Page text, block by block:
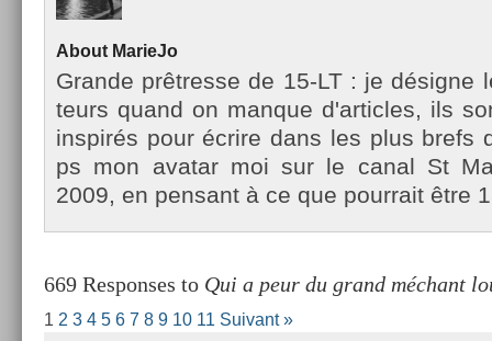
About MarieJo
Gran­de prêtres­se de 15-LT : je désigne
teurs quand on man­que d'ar­ticles, ils
in­spirés pour écrire dans les plus brefs
ps mon avatar moi sur le canal St
2009, en pen­sant à ce que pour­rait être
669 Responses to Qui a peur du grand méchant
1 2 3 4 5 6 7 8 9 10 11 Suivant »